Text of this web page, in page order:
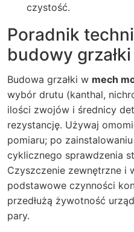
czystość.
Poradnik
budowy
Budowa grzałki w mech
wybór drutu (kanthal,
ilości zwojów i średnicy
rezystancję. Używaj
pomiaru; po
cyklicznego sprawdzenia
Czyszczenie zewnętrzne i
podstawowe czynności
przedłużą żywotność
pary.